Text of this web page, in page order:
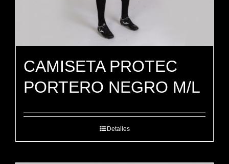
CAMISETA PROTEC
PORTERO NEGRO M/L
Detalles